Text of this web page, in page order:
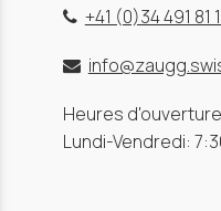
+41 (0)34 491 81
Heures
Lundi-Vendredi: